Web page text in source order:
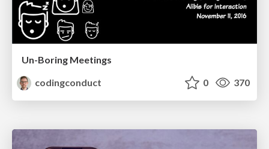
Un-Boring Meetings
codingconduct
0 370